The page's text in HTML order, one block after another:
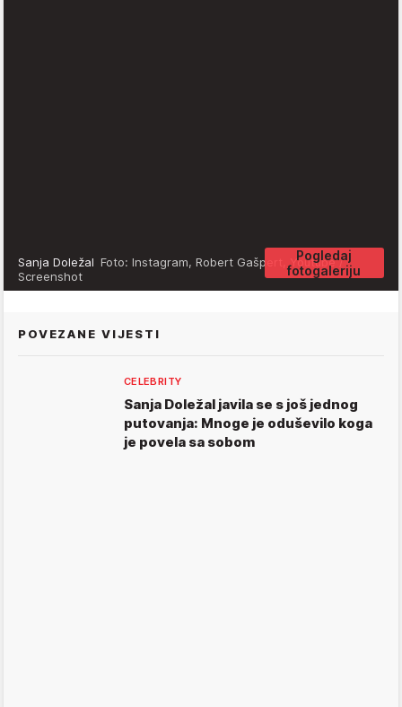
Pogledaj
fotogaleriju
Sanja Doležal Foto: Instagram, Robert Gašpert, Youtube /
Screenshot
POVEZANE VIJESTI
CELEBRITY
Sanja Doležal javila se s još jednog
putovanja: Mnoge je oduševilo koga
je povela sa sobom